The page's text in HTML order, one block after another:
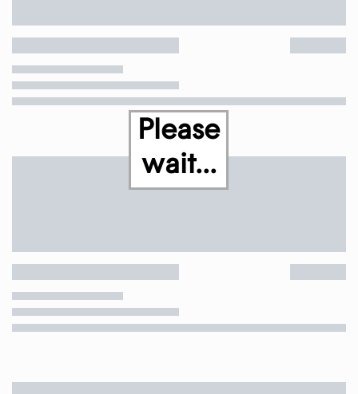
Please
wait...